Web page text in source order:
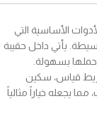
الأساسية التي
يأتي داخل حقيبة
بسهولة.
قياس، سكين
يجعله خياراً مثالياً